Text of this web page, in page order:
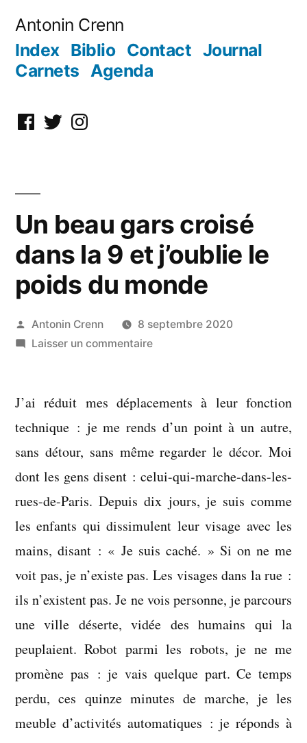
contenu
Antonin Crenn
Index Biblio Contact Journal
Carnets Agenda
Facebook
TwitterInstagram
Un beau gars croisé
dans la 9 et j’oublie le
poids du monde
Publié
par
Antonin Crenn
8 septembre 2020
Laisser un commentairesur
gars
la
9
et
le
poids
du
J’ai réduit mes déplacements à leur fonction
technique : je me rends d’un point à un autre,
sans détour, sans même regarder le décor. Moi
dont les gens disent : celui-qui-marche-dans-les-
rues-de-Paris. Depuis dix jours, je suis comme
les enfants qui dissimulent leur visage avec les
mains, disant : « Je suis caché. » Si on ne me
voit pas, je n’existe pas. Les visages dans la rue :
ils n’existent pas. Je ne vois personne, je parcours
une ville déserte, vidée des humains qui la
peuplaient. Robot parmi les robots, je ne me
promène pas : je vais quelque part. Ce temps
perdu, ces quinze minutes de marche, je les
meuble d’activités automatiques : je réponds à